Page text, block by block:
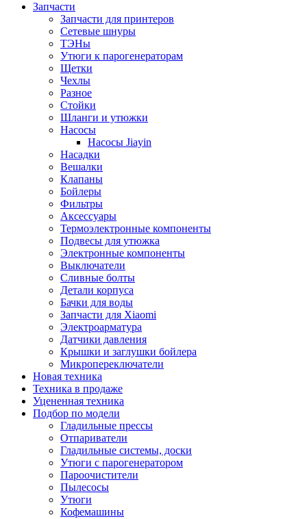
Запчасти
Запчасти для принтеров
Сетевые шнуры
ТЭНы
Утюги к парогенераторам
Щетки
Чехлы
Разное
Стойки
Шланги и утюжки
Насосы
Насосы Jiayin
Насадки
Вешалки
Клапаны
Бойлеры
Фильтры
Аксессуары
Термоэлектронные компоненты
Подвесы для утюжка
Электронные компоненты
Выключатели
Сливные болты
Детали корпуса
Бачки для воды
Запчасти для Xiaomi
Электроарматура
Датчики давления
Крышки и заглушки бойлера
Микропереключатели
Новая техника
Техника в продаже
Уцененная техника
Подбор по модели
Гладильные прессы
Отпариватели
Гладильные системы, доски
Утюги с парогенератором
Пароочистители
Пылесосы
Утюги
Кофемашины